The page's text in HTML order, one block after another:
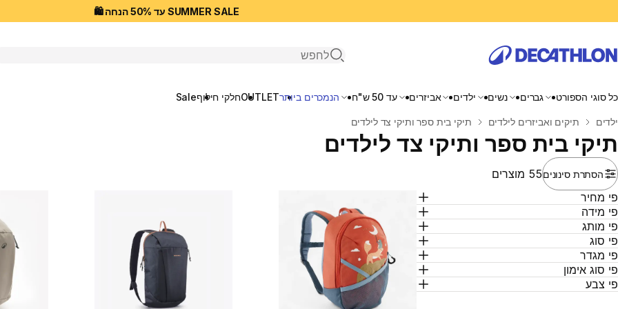
SUMMER SALE עד 50% הנחה 🛍️
פתיחת חיפוש
כל סוגי הספורט גברים נשים ילדים אביזרים עד 50 ש"ח הנמכרים ביותרOUTLETחלקי חילוףSale
בית
ילדים תיקים ואביזרים לילדים תיקי בית ספר ותיקי צד לילדים
תיקי בית ספר ותיקי צד לילדים
הסתרת סינונים55 מוצרים
מחיר
מידה
מותג
סוג
מגדר
סוג אימון
צבע